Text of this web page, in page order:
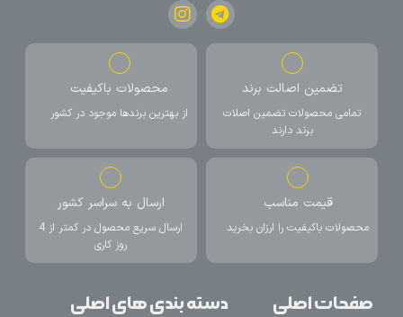
تضمین اصالت برند
تمامی محصولات تضمین اصلات
برند دارند
محصولات باکیفیت
از بهترین برندها موجود در کشور
قیمت مناسب
محصولات باکیفیت را ارزان بخرید
ارسال به سراسر کشور
ارسال سریع محصول در کمتر از 4
روز کاری
صفحات اصلی دسته بندی های اصلی